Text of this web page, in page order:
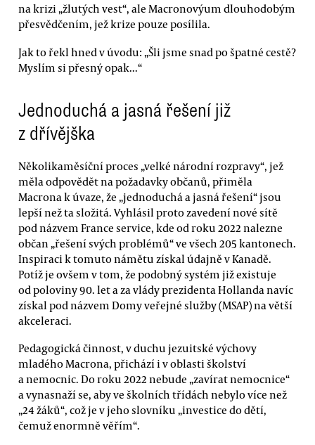
na krizi „žlutých vest“, ale Macronovýum dlouhodobým
přesvědčením, jež krize pouze posílila.
Jak to řekl hned v úvodu: „Šli jsme snad po špatné cestě?
Myslím si přesný opak...“
Jednoduchá a jasná řešení již
z dřívějška
Několikaměsíční proces „velké národní rozpravy“, jež
měla odpovědět na požadavky občanů, přiměla
Macrona k úvaze, že „jednoduchá a jasná řešení“ jsou
lepší než ta složitá. Vyhlásil proto zavedení nové sítě
pod názvem France service, kde od roku 2022 nalezne
občan „řešení svých problémů“ ve všech 205 kantonech.
Inspiraci k tomuto námětu získal údajně v Kanadě.
Potíž je ovšem v tom, že podobný systém již existuje
od poloviny 90. let a za vlády prezidenta Hollanda navíc
získal pod názvem Domy veřejné služby (MSAP) na větší
akceleraci.
Pedagogická činnost, v duchu jezuitské výchovy
mladého Macrona, přichází i v oblasti školství
a nemocnic. Do roku 2022 nebude „zavírat nemocnice“
a vynasnaží se, aby ve školních třídách nebylo více než
„24 žáků“, což je v jeho slovníku „investice do dětí,
čemuž enormně věřím“.